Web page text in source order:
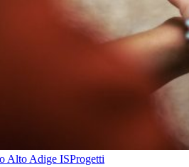
Alto Adige ISProgetti